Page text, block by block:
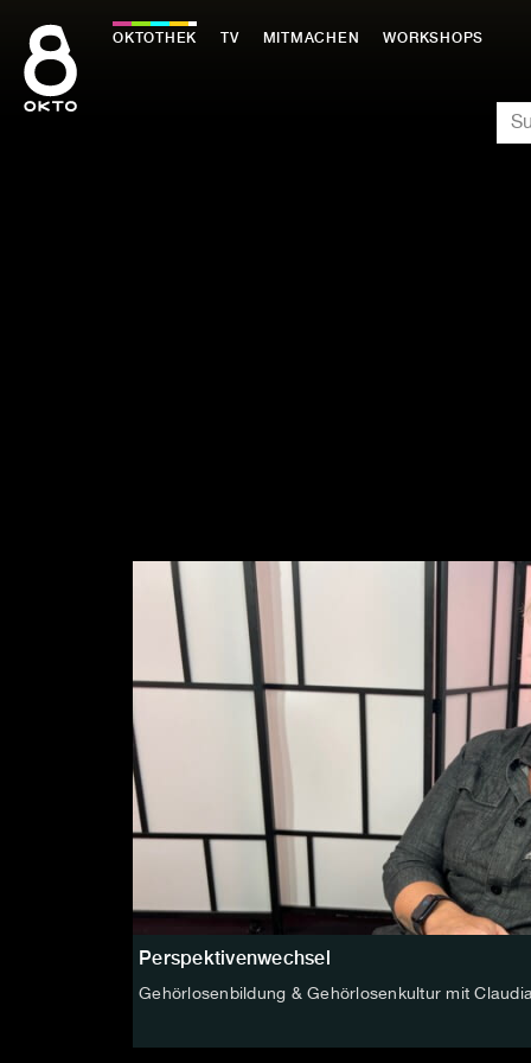
Inhalt
springen
OKTOTHEK TV MITMACHEN WORKSHOPS
Perspektivenwechsel
Gehörlosenbildung & Gehörlosenkultur mit